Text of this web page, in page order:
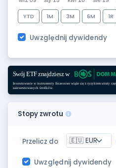
YTD 1M 3M 6M 1R
Uwzględnij dywidendy
Stopy zwrotu
Przelicz do
Uwzględnij dywidendy